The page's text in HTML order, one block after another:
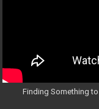
Finding Something